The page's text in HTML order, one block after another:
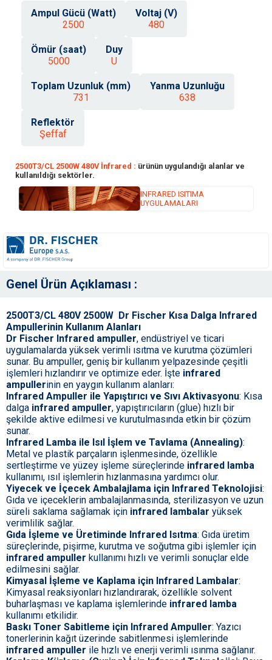
Ampul Gücü (Watt)
2500
Voltaj (V)
480
Ömür (saat)
5000
Duy
U
Toplam Uzunluk (mm)
731
Yanma Uzunluğu
638
Reflektör
Şeffaf
2500T3/CL 2500W 480V İnfrared : ürünün uygulandığı alanlar ve
kullanıldığı sektörler.
INFRARED ISITIMA
UYGULAMALARI
Genel Ürün Açıklaması :
2500T3/CL 480V 2500W Dr Fischer Kısa Dalga Infrared
Ampullerinin Kullanım Alanları
Dr Fischer Infrared ampuller, endüstriyel ve ticari
uygulamalarda yüksek verimli ısıtma ve kurutma çözümleri
sunar. Bu ampuller, geniş bir kullanım yelpazesinde çeşitli
işlemleri hızlandırır ve optimize eder. İşte infrared
ampullerinin en yaygın kullanım alanları:
Infrared Ampuller ile Yapıştırıcı ve Sıvı Aktivasyonu: Kısa
dalga infrared ampuller, yapıştırıcıların (glue) hızlı bir
şekilde aktive edilmesi ve kurutulmasında etkin bir çözüm
sunar.
Infrared Lamba ile Isıl İşlem ve Tavlama (Annealing):
Metal ve plastik parçaların işlenmesinde, özellikle
sertleştirme ve yüzey işleme süreçlerinde infrared lamba
kullanımı, ısıl işlemlerin hızlanmasına yardımcı olur.
Yiyecek ve İçecek Ambalajlama için Infrared Teknolojisi:
Gıda ve içeceklerin ambalajlanmasında, sterilizasyon ve uzun
süreli saklama sağlamak için infrared lambalar yüksek
verimlilik sağlar.
Gıda İşleme ve Üretiminde Infrared Isıtma: Gıda üretim
süreçlerinde, pişirme, kurutma ve soğutma gibi işlemler için
infrared ampuller kullanımı hızlı ve verimli sonuçlar elde
edilmesini sağlar.
Kimyasal İşleme ve Kaplama için Infrared Lambalar:
Kimyasal reaksiyonları hızlandırarak, özellikle solvent
buharlaşması ve kaplama işlemlerinde infrared lamba
kullanımı etkilidir.
Baskı Toner Sabitleme için Infrared Ampuller: Yazıcı
tonerlerinin kağıt üzerinde sabitlenmesi işlemlerinde
infrared ampuller ile hızlı ve enerji verimli ısınma sağlanır.